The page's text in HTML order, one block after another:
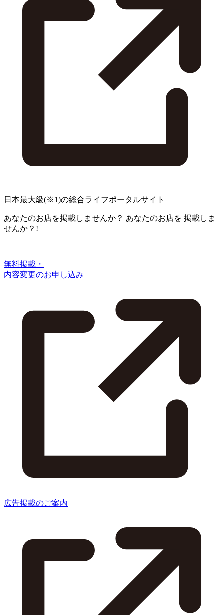
日本最大級(※1)の総合ライフポータルサイト
あなたのお店を掲載しませんか？ あなたのお店を 掲載しま
せんか？!
無料掲載・
内容変更のお申し込み
広告掲載のご案内